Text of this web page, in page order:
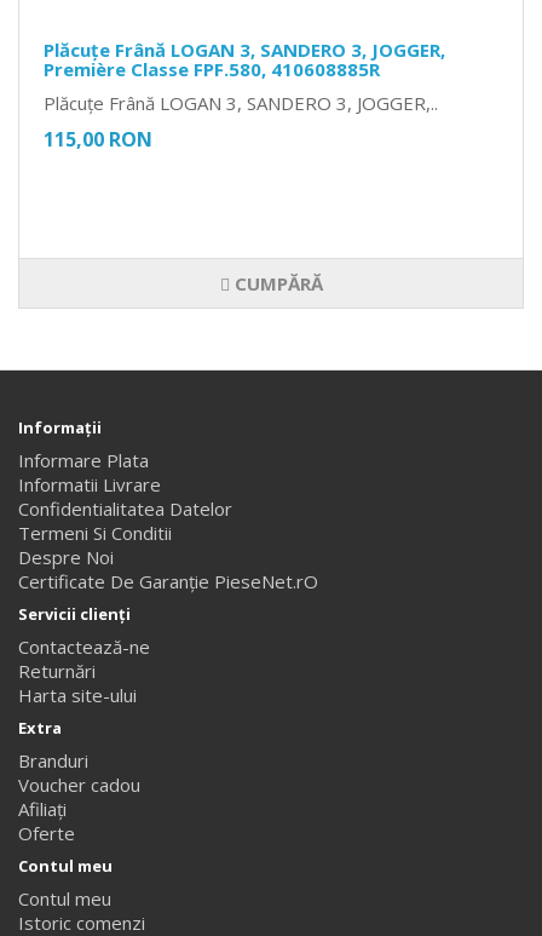
Plăcuțe Frână LOGAN 3, SANDERO 3, JOGGER,
Première Classe FPF.580, 410608885R
Plăcuțe Frână LOGAN 3, SANDERO 3, JOGGER,..
115,00 RON
CUMPĂRĂ
Informaţii
Informare Plata
Informatii Livrare
Confidentialitatea Datelor
Termeni Si Conditii
Despre Noi
Certificate De Garanție PieseNet.rO
Servicii clienţi
Contactează-ne
Returnări
Harta site-ului
Extra
Branduri
Voucher cadou
Afiliaţi
Oferte
Contul meu
Contul meu
Istoric comenzi